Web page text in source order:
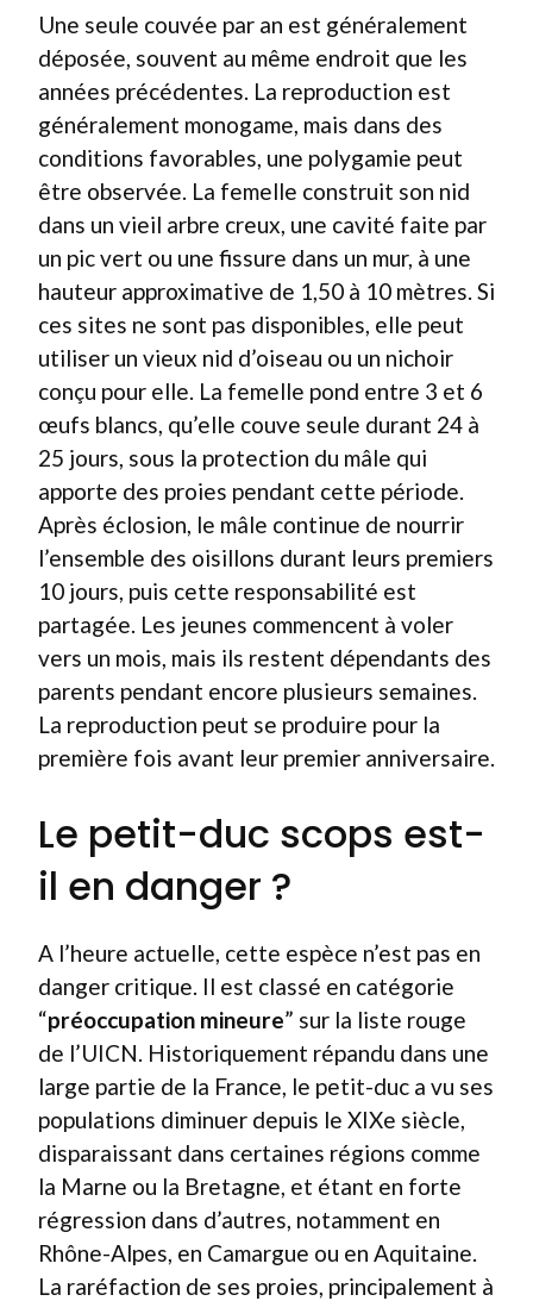
Une seule couvée par an est généralement
déposée, souvent au même endroit que les
années précédentes. La reproduction est
généralement monogame, mais dans des
conditions favorables, une polygamie peut
être observée. La femelle construit son nid
dans un vieil arbre creux, une cavité faite par
un pic vert ou une fissure dans un mur, à une
hauteur approximative de 1,50 à 10 mètres. Si
ces sites ne sont pas disponibles, elle peut
utiliser un vieux nid d’oiseau ou un nichoir
conçu pour elle. La femelle pond entre 3 et 6
œufs blancs, qu’elle couve seule durant 24 à
25 jours, sous la protection du mâle qui
apporte des proies pendant cette période.
Après éclosion, le mâle continue de nourrir
l’ensemble des oisillons durant leurs premiers
10 jours, puis cette responsabilité est
partagée. Les jeunes commencent à voler
vers un mois, mais ils restent dépendants des
parents pendant encore plusieurs semaines.
La reproduction peut se produire pour la
première fois avant leur premier anniversaire.
Le petit-duc scops est-
il en danger ?
A l’heure actuelle, cette espèce n’est pas en
danger critique. Il est classé en catégorie
“préoccupation mineure” sur la liste rouge
de l’UICN. Historiquement répandu dans une
large partie de la France, le petit-duc a vu ses
populations diminuer depuis le XIXe siècle,
disparaissant dans certaines régions comme
la Marne ou la Bretagne, et étant en forte
régression dans d’autres, notamment en
Rhône-Alpes, en Camargue ou en Aquitaine.
La raréfaction de ses proies, principalement à